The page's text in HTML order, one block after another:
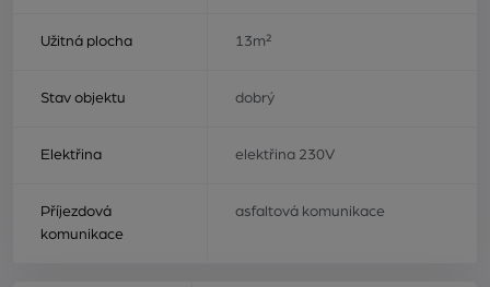
Užitná plocha 13m²
Stav objektu dobrý
Elektřina elektřina 230V
Příjezdová
komunikace
asfaltová komunikace